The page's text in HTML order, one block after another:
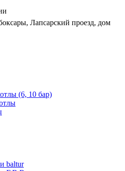
Лапсарский проезд, дом
(6, 10 бар)
baltur